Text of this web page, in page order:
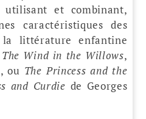
utilisant et combinant,
caractéristiques des
la littérature enfantine
The Wind in the Willows,
ou The Princess and the
and Curdie de Georges